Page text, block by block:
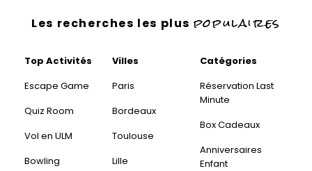
Les recherches les plus populaires
Top Activités
Escape Game
Quiz Room
Vol en ULM
Bowling
Villes
Paris
Bordeaux
Toulouse
Lille
Catégories
Réservation Last
Minute
Box Cadeaux
Anniversaires
Enfant